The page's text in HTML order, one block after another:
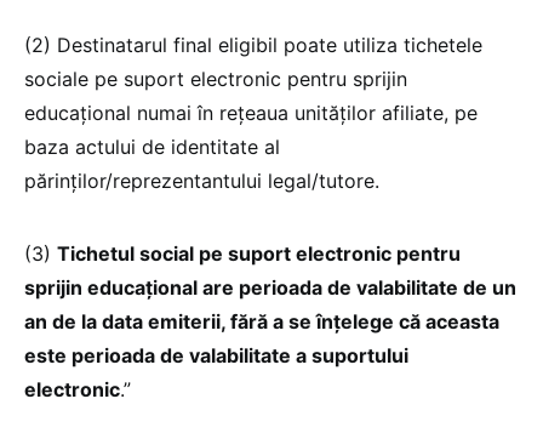
(2) Destinatarul final eligibil poate utiliza tichetele
sociale pe suport electronic pentru sprijin
educațional numai în rețeaua unităților afiliate, pe
baza actului de identitate al
părinților/reprezentantului legal/tutore.
(3) Tichetul social pe suport electronic pentru
sprijin educațional are perioada de valabilitate de un
an de la data emiterii, fără a se înțelege că aceasta
este perioada de valabilitate a suportului
electronic.”